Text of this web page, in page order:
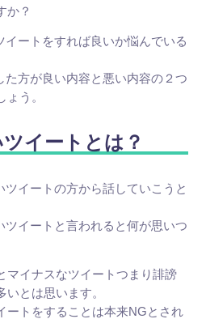
か？
イートをすれば良いか悩んでいる
た方が良い内容と悪い内容の２つ
う。
イートとは？
ツイートの方から話していこうと
ツイートと言われると何が思いつ
マイナスなツイートつまり誹謗
とは思います。
ートをすることは本来NGとされ